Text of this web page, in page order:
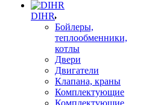
DIHR
Бойлеры,
теплообменники,
котлы
Двери
Двигатели
Клапана, краны
Комплектующие
Комплектующие